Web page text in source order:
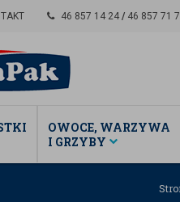
46 857 14 24 / 46 857 71
OWOCE, WARZYWA
I GRZYBY